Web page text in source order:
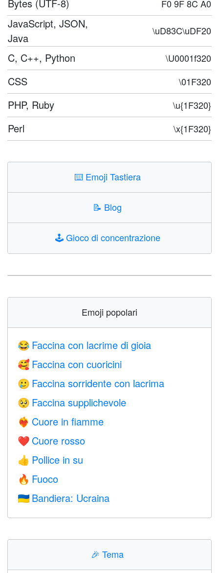
Bytes (UTF-8) F0 9F 8C A0
JavaScript, JSON,
Java
\uD83C\uDF20
C, C++, Python \U0001f320
CSS \01F320
PHP, Ruby \u{1F320}
Perl \x{1F320}
⌨️ Emoji Tastiera
📝 Blog
🕹️Gioco di concentrazione
Emoji popolari
😂 Faccina con lacrime di gioia
🥰 Faccina con cuoricini
🥲 Faccina sorridente con lacrima
🥺 Faccina supplichevole
❤️‍🔥 Cuore in fiamme
❤️ Cuore rosso
👍 Pollice in su
🔥 Fuoco
🇺🇦 Bandiera: Ucraina
🎉 Tema